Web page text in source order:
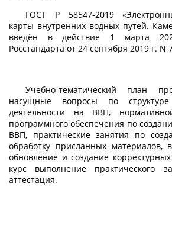
ГОСТ Р 58547-2019
карты внутренних водных путей.
введён в действие 1 марта
Росстандарта от 24 сентября 2019 г. N
Учебно-тематический план
насущные вопросы по структуре
деятельности на ВВП,
программного обеспечения по
ВВП, практические занятия по
обработку присланных материалов,
обновление и создание
курс выполнение практического
аттестация.